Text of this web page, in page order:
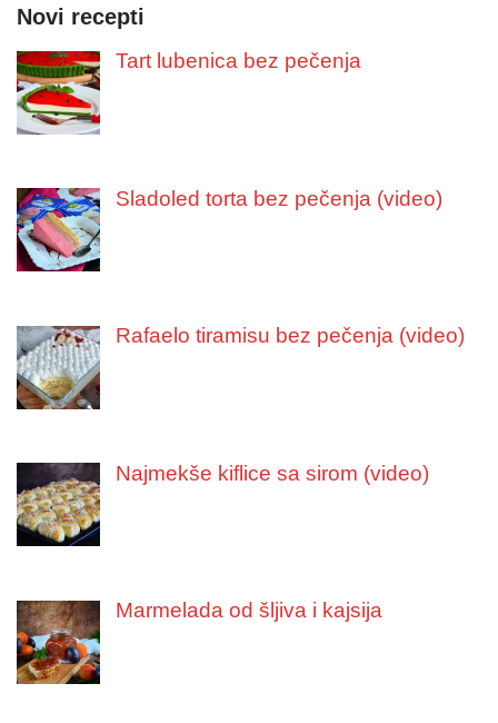
Novi recepti
Tart lubenica bez pečenja
Sladoled torta bez pečenja (video)
Rafaelo tiramisu bez pečenja (video)
Najmekše kiflice sa sirom (video)
Marmelada od šljiva i kajsija